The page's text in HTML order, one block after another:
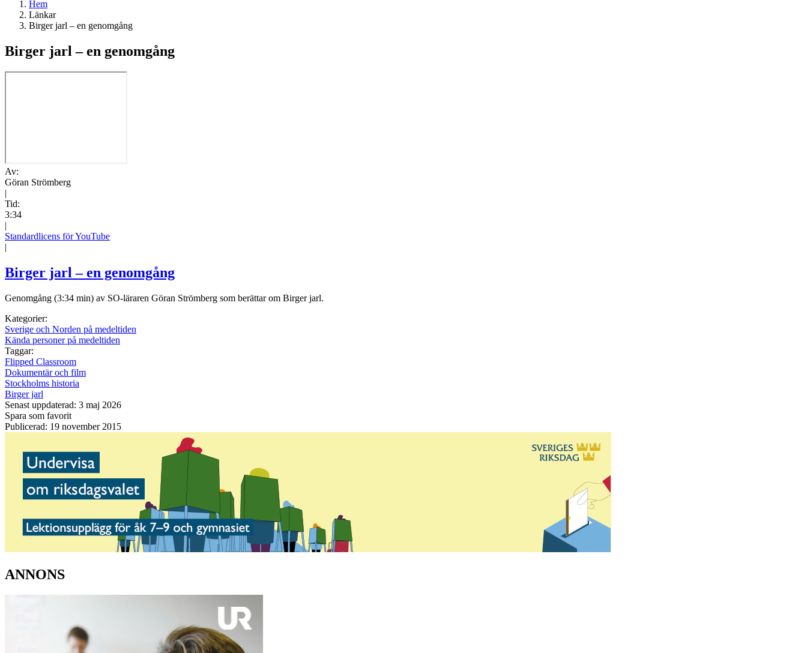
Hem
Länkar
Birger jarl – en genomgång
Birger jarl – en genomgång
Av:
Göran Strömberg
|
Tid:
3:34
|
Standardlicens för YouTube
|
Birger jarl – en genomgång
Genomgång (3:34 min) av SO-läraren Göran Strömberg som berättar om Birger jarl.
Kategorier:
Sverige och Norden på medeltiden
Kända personer på medeltiden
Taggar:
Flipped Classroom
Dokumentär och film
Stockholms historia
Birger jarl
Senast uppdaterad: 3 maj 2026
Spara som favorit
Publicerad: 19 november 2015
ANNONS